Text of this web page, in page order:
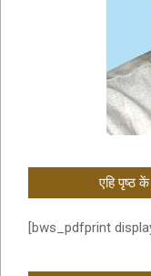
एहि पृष्ठ
[bws_pdfprint